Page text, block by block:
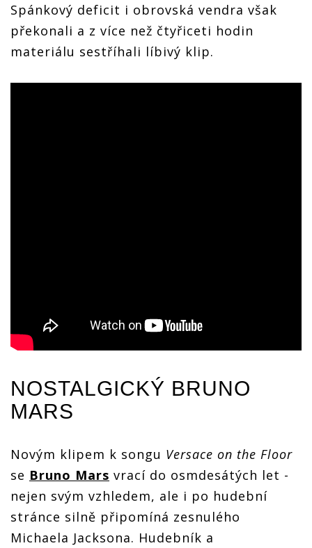
Spánkový deficit i obrovská vendra však
překonali a z více než čtyřiceti hodin
materiálu sestříhali líbivý klip.
NOSTALGICKÝ BRUNO
MARS
Novým klipem k songu Versace on the Floor
se Bruno Mars vrací do osmdesátých let -
nejen svým vzhledem, ale i po hudební
stránce silně připomíná zesnulého
Michaela Jacksona. Hudebník a